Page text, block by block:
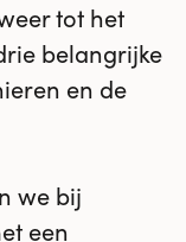
tot het
belangrijke
en de
we bij
een